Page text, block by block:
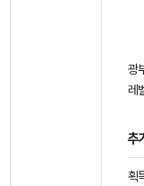
광
레
추
획